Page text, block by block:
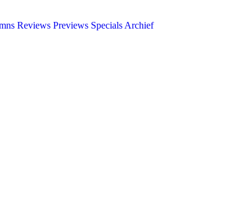
Reviews Previews Specials Archief